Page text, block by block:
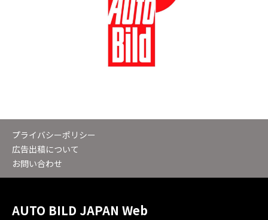
プライバシーポリシー
広告出稿について
お問い合わせ
AUTO BILD JAPAN Web